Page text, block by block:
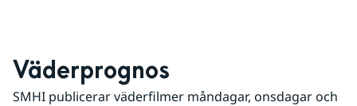
Väderprognos
SMHI publicerar väderfilmer måndagar, onsdagar och